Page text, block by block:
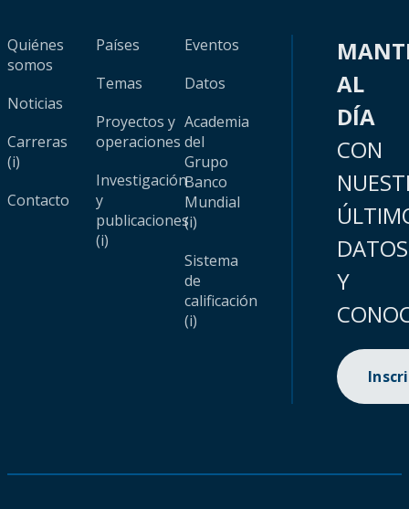
Quiénes
somos
Noticias
Carreras
(i)
Contacto
Países
Temas
Proyectos y
operaciones
Investigación
y
publicaciones
(i)
Eventos
Datos
Academia
del
Grupo
Banco
Mundial
(i)
Sistema
de
calificación
(i)
AL
DÍA
CON
DATOS
Y